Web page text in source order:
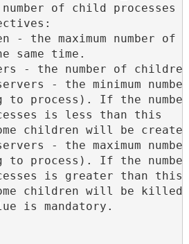
of child processes
- the maximum number
same time.
- the number of
- the minimum
process). If the
is less than this
children will be
- the maximum
process). If the
is greater than this
children will be
is mandatory.